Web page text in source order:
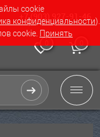
cookie
конфиденциальности).
cookie. Принять
+7 (903) 927-91-46